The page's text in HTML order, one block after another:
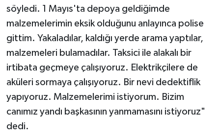
söyledi. 1 Mayıs'ta depoya geldiğimde
malzemelerimin eksik olduğunu anlayınca polise
gittim. Yakaladılar, kaldığı yerde arama yaptılar,
malzemeleri bulamadılar. Taksici ile alakalı bir
irtibata geçmeye çalışıyoruz. Elektrikçilere de
aküleri sormaya çalışıyoruz. Bir nevi dedektiflik
yapıyoruz. Malzemelerimi istiyorum. Bizim
canımız yandı başkasının yanmamasını istiyoruz"
dedi.